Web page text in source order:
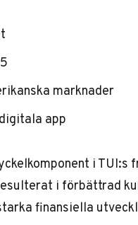
marknader
app
i TUI:s
i förbättrad
finansiella